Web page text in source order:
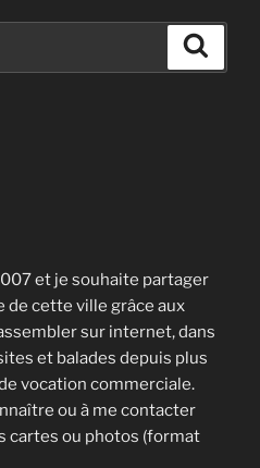
et je souhaite partager
de cette ville grâce aux
sur internet, dans
et balades depuis plus
vocation commerciale.
ou à me contacter
cartes ou photos (format